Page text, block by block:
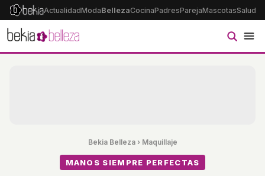
ActualidadModaBellezaCocinaPadresParejaMascotasSalud
Bekia Belleza› Maquillaje
MANOS SIEMPRE PERFECTAS